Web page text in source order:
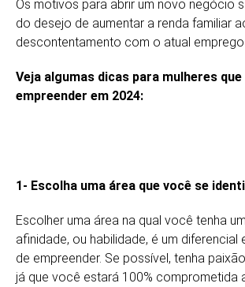
Os motivos para abrir um novo negócio
do desejo de aumentar a renda familiar
descontentamento com o atual
Veja algumas dicas para mulheres
empreender em 2024:
1- Escolha uma área que você se
Escolher uma área na qual você tenha
afinidade, ou habilidade, é um diferencial
de empreender. Se possível, tenha
já que você estará 100% comprometida